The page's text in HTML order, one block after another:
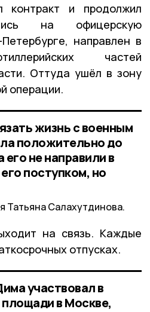
контракт и продолжил
на офицерскую
направлен в
частей
Оттуда ушёл в зону
операции.
жизнь с военным
положительно до
не направили в
поступком, но
Татьяна Салахутдинова.
на связь. Каждые
отпусках.
участвовал в
в Москве,